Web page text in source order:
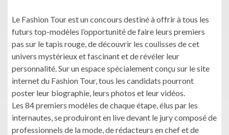
Le Fashion Tour est un concours destiné à offrir à tous les
futurs top-modèles l’opportunité de faire leurs premiers
pas sur le tapis rouge, de découvrir les coulisses de cet
univers mystérieux et fascinant et de révéler leur
personnalité. Sur un espace spécialement conçu sur le site
internet du Fashion Tour, tous les candidats pourront
poster leur biographie, leurs photos et leur vidéos.
Les 84 premiers modèles de chaque étape, élus par les
internautes, se produiront en live devant le jury composé de
professionnels de la mode, de rédacteurs en chef et de